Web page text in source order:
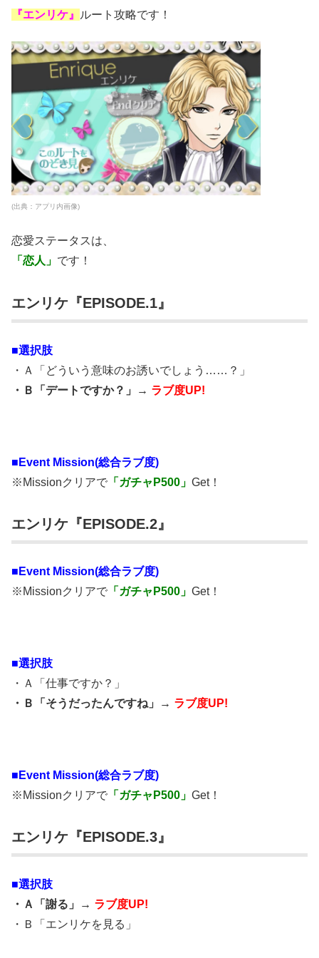
『エンリケ』 ルート攻略です！
(出典：アプリ内画像)
恋愛ステータスは、
「恋人」 です！
エンリケ『EPISODE.1』
■選択肢
・Ａ「どういう意味のお誘いでしょう……？」
・Ｂ「デートですか？」→ ラブ度UP!
■ Event Mission(総合ラブ度)
※Missionクリアで 「ガチャP500」 Get！
エンリケ『EPISODE.2』
■ Event Mission(総合ラブ度)
※Missionクリアで 「ガチャP500」 Get！
■選択肢
・Ａ「仕事ですか？」
・Ｂ「そうだったんですね」→ ラブ度UP!
■ Event Mission(総合ラブ度)
※Missionクリアで 「ガチャP500」 Get！
エンリケ『EPISODE.3』
■選択肢
・Ａ「謝る」→ ラブ度UP!
・Ｂ「エンリケを見る」